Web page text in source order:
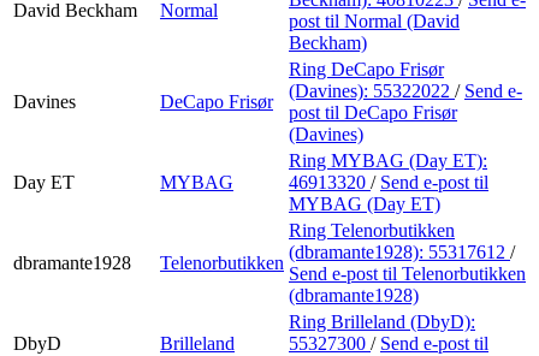
David Beckham Normal
post til Normal (David
Beckham)
Davines DeCapo Frisør
Ring DeCapo Frisør
(Davines): 55322022 / Send e-
post til DeCapo Frisør
(Davines)
Day ET MYBAG
Ring MYBAG (Day ET):
46913320 / Send e-post til
MYBAG (Day ET)
dbramante1928 Telenorbutikken
Ring Telenorbutikken
(dbramante1928): 55317612 /
Send e-post til Telenorbutikken
(dbramante1928)
DbyD Brilleland
Ring Brilleland (DbyD):
55327300 / Send e-post til